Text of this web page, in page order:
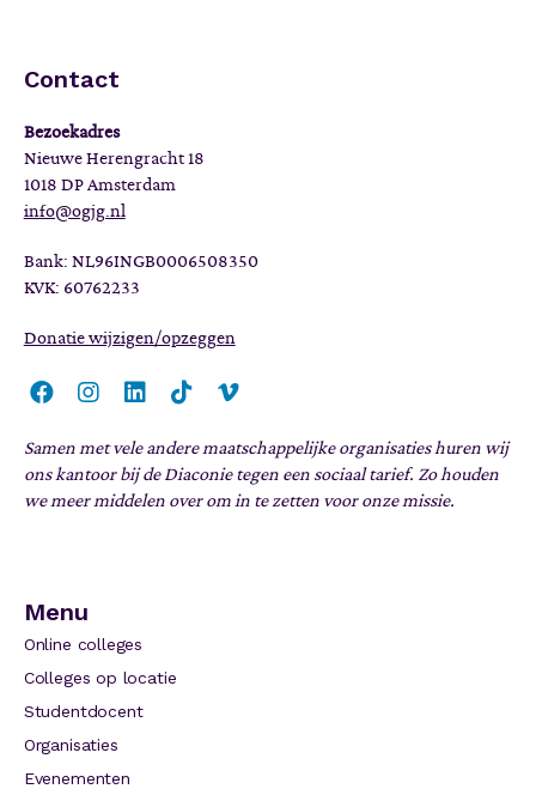
Contact
Bezoekadres
Nieuwe Herengracht 18
1018 DP Amsterdam
info@ogjg.nl
Bank: NL96INGB0006508350
KVK: 60762233
Donatie wijzigen/opzeggen
Samen met vele andere maatschappelijke organisaties huren wij
ons kantoor bij de Diaconie tegen een sociaal tarief. Zo houden
we meer middelen over om in te zetten voor onze missie.
Menu
Online colleges
Colleges op locatie
Studentdocent
Organisaties
Evenementen